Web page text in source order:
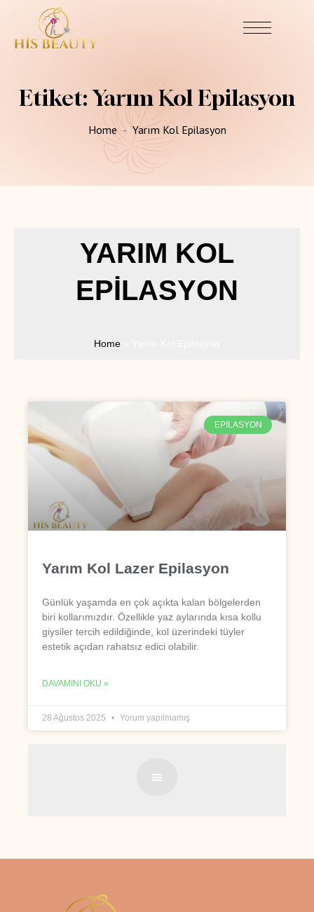
Etiket:Yarım Kol Epilasyon
Home Yarım Kol Epilasyon
YARIM KOL
EPILASYON
Home
EPILASYON
Yarım Kol Lazer Epilasyon
Günlük yaşamda en çok açıkta kalan bölgelerden
biri kollarımızdır. Özellikle yaz aylarında kısa kollu
giysiler tercih edildiğinde, kol üzerindeki tüyler
estetik açıdan rahatsız edici olabilir.
DAVAMINI OKU »
28 Ağustos 2025 Yorum yapılmamış